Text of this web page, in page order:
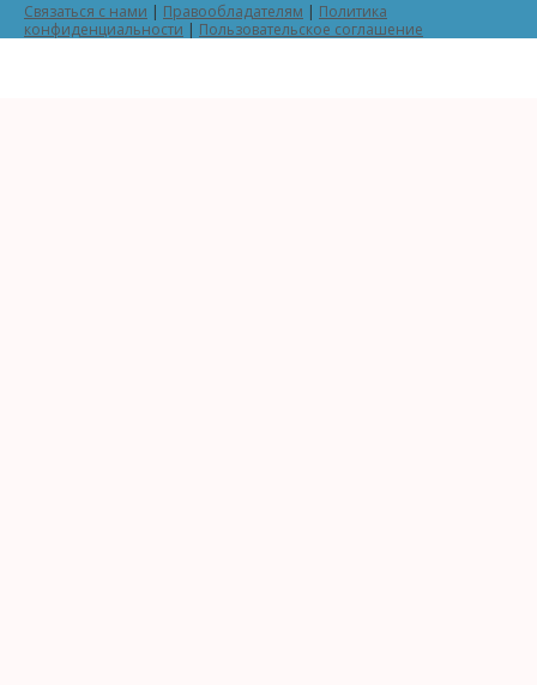
Связаться с нами | Правообладателям | Политика
конфиденциальности | Пользовательское соглашение